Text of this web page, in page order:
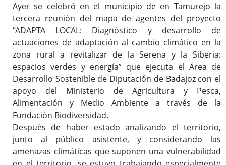
Ayer se celebró en el municipio de en Tamurejo la
tercera reunión del mapa de agentes del proyecto
“ADAPTA LOCAL: Diagnóstico y desarrollo de
actuaciones de adaptación al cambio climático en la
zona rural a revitalizar de la Serena y la Siberia:
espacios verdes y energía” que ejecuta el Área de
Desarrollo Sostenible de Diputación de Badajoz con el
apoyo del Ministerio de Agricultura y Pesca,
Alimentación y Medio Ambiente a través de la
Fundación Biodiversidad.
Después de haber estado analizando el territorio,
junto al público asistente, y considerando las
amenazas climáticas que suponen una vulnerabilidad